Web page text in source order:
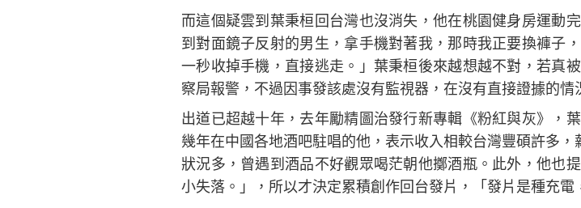
而這個疑雲到葉秉桓回台灣也沒消失，他在桃園健身房運動
到對面鏡子反射的男生，拿手機對著我，那時我正要換褲子
一秒收掉手機，直接逃走。」葉秉桓後來越想越不對，若真
察局報警，不過因事發該處沒有監視器，在沒有直接證據的情
出道已超越十年，去年勵精圖治發行新專輯《粉紅與灰》，
幾年在中國各地酒吧駐唱的他，表示收入相較台灣豐碩許多
狀況多，曾遇到酒品不好觀眾喝茫朝他擲酒瓶。此外，他也
小失落。」，所以才決定累積創作回台發片，「發片是種充電